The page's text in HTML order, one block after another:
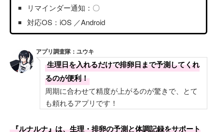
リマインダー通知：〇
対応OS：iOS ／Android
アプリ調査隊：ユウキ
生理日を入れるだけで排卵日まで予測してくれ
るのが便利！
周期に合わせて精度が上がるのが驚きで、とて
も頼れるアプリです！
『ルナルナ』は、生理・排卵の予測と体調記録をサポート